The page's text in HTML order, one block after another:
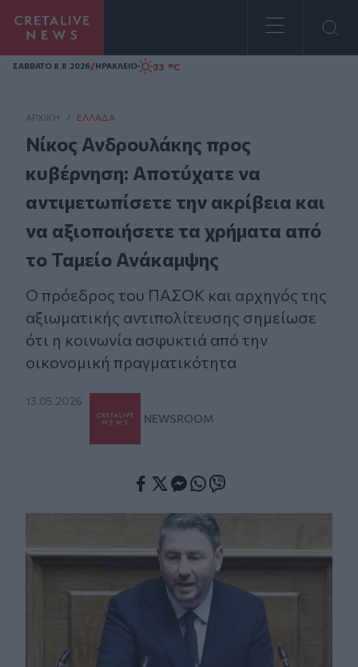
Homepage
ΣAΒΒΑΤΟ 8.8.2026/ΗΡΑΚΛΕΙΟ 33 °C
ΑΡΧΙΚΗ / ΕΛΛΆΔΑ
Νίκος Ανδρουλάκης προς
κυβέρνηση: Αποτύχατε να
αντιμετωπίσετε την ακρίβεια και
να αξιοποιήσετε τα χρήματα από
το Ταμείο Ανάκαμψης
Ο πρόεδρος του ΠΑΣΟΚ και αρχηγός της
αξιωματικής αντιπολίτευσης σημείωσε
ότι η κοινωνία ασφυκτιά από την
οικονομική πραγματικότητα
13.05.2026
NEWSROOM